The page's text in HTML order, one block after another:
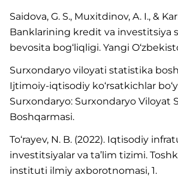
Saidova, G. S., Muxitdinov, A. I., &
Banklarining kredit va investitsiya
bevosita bog‘liqligi. Yangi
Surxondaryo viloyati statistika
Ijtimoiy-iqtisodiy ko‘rsatkichlar
Surxondaryo: Surxondaryo Viloyat
Boshqarmasi.
To‘rayev, N. B. (2022). Iqtisodiy
investitsiyalar va ta’lim tizimi.
instituti ilmiy axborotnomasi, 1.